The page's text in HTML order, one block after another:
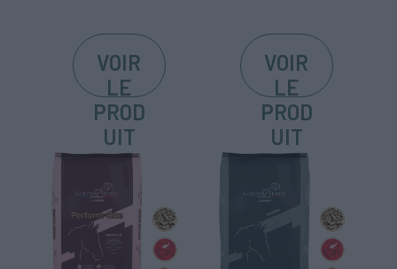
VOIR
LE
PROD
UIT
VOIR
LE
PROD
UIT